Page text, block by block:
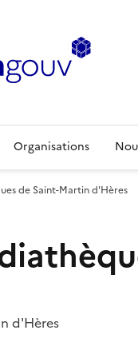
Organisations
de Saint-Martin d'Hères
d'Hères